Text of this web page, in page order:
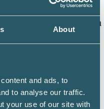
About
and ads, to
to analyse our traffic.
your use of our site with
vad det är du vill.
ska tycka, tänka
var då tydlig med
vad det är du vill